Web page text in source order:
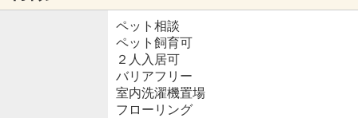
ペット相談
ペット飼育可
２人入居可
バリアフリー
室内洗濯機置場
フローリング